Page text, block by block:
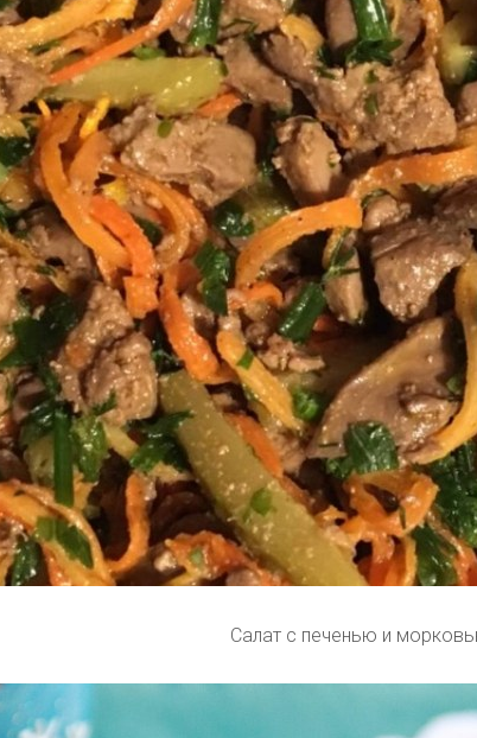
Салат с печенью и